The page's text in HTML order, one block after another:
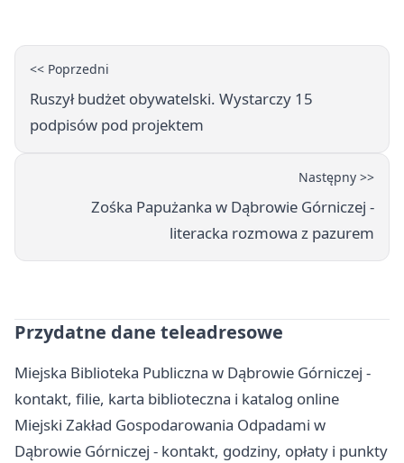
<< Poprzedni
Ruszył budżet obywatelski. Wystarczy 15
podpisów pod projektem
Następny >>
Zośka Papużanka w Dąbrowie Górniczej -
literacka rozmowa z pazurem
Przydatne dane teleadresowe
Miejska Biblioteka Publiczna w Dąbrowie Górniczej -
kontakt, filie, karta biblioteczna i katalog online
Miejski Zakład Gospodarowania Odpadami w
Dąbrowie Górniczej - kontakt, godziny, opłaty i punkty